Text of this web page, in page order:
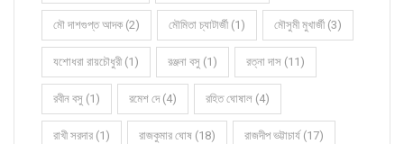
মৌ দাশগুপ্ত আদক (2) মৌমিতা চ্যাটার্জী (1) মৌসুমী মুখার্জী (3)
যশোধরা রায়চৌধুরী (1) রঞ্জনা বসু (1) রত্না দাস (11)
রবীন বসু (1) রমেশ দে (4) রহিত ঘোষাল (4)
রাখী সরদার (1) রাজকুমার ঘোষ (18) রাজদীপ ভট্টাচার্য (17)